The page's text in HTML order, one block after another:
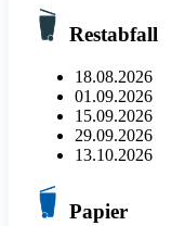
Restabfall
18.08.2026
01.09.2026
15.09.2026
29.09.2026
13.10.2026
Papier